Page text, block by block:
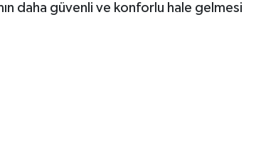
daha güvenli ve konforlu hale gelmesi